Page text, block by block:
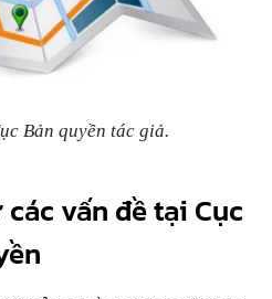
Bản quyền tác giả.
vấn đề tại Cục